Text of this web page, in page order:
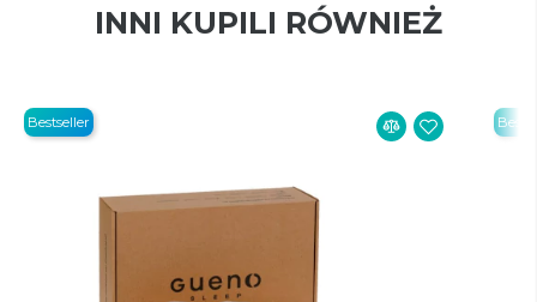
INNI KUPILI RÓWNIEŻ
Bestseller